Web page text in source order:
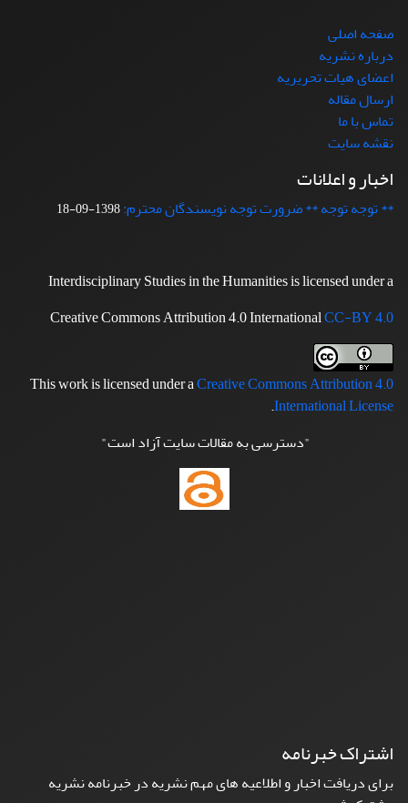
صفحه اصلی
درباره نشریه
اعضای هیات تحریریه
ارسال مقاله
تماس با ما
نقشه سایت
اخبار و اعلانات
** توجه توجه ** ضرورت توجه نویسندگان محترم:1398-09-18
Interdisciplinary Studies in the Humanities is licensed under a
Creative Commons Attribution 4.0 InternationalCC-BY 4.0
This work is licensed under aCreative Commons Attribution 4.0
International License
.
"دسترسی به مقالات سایت آزاد است"
اشتراک خبرنامه
برای دریافت اخبار و اطلاعیه های مهم نشریه در خبرنامه نشریه